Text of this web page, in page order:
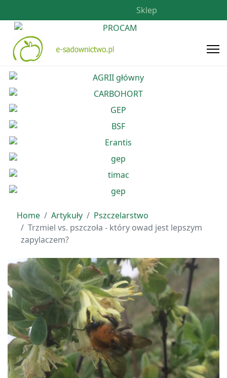
Sklep
Home Artykuły
Pszczelarstwo
Trzmiel vs. pszczoła - który owad jest lepszym
zapylaczem?